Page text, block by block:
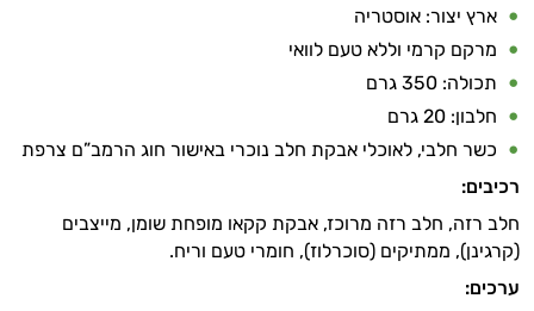
ארץ יצור: אוסטריה
מרקם קרמי וללא טעם לוואי
תכולה: 350 גרם
חלבון: 20 גרם
כשר חלבי, לאוכלי אבקת חלב נוכרי באישור חוג הרמב”ם צרפת
רכיבים:
חלב רזה, חלב רזה מרוכז, אבקת קקאו מופחת שומן, מייצבים
(קרגינן), ממתיקים (סוכרלוז), חומרי טעם וריח.
ערכים: